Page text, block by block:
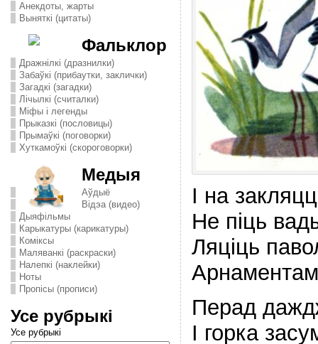
Анекдоты, жарты
Выняткі (цитаты)
Фальклор
Дражнілкі (дразнилки)
Забаўкі (прибаутки, заклички)
Загадкі (загадки)
Лічылкі (считалки)
Міфы і легенды
Прыказкі (пословицы)
Прымаўкі (поговорки)
Хуткамоўкі (скороговорки)
Медыя
Аўдыё
Відэа (видео)
Дыяфільмы
Карыкатуры (карикатуры)
Комiксы
Маляванкі (раскраски)
Налепкі (наклейки)
Ноты
Пропісы (прописи)
Усе рубрыкі
Усе рубрыкі
I на
Не пiць
Ляцiць
Перад
I горка